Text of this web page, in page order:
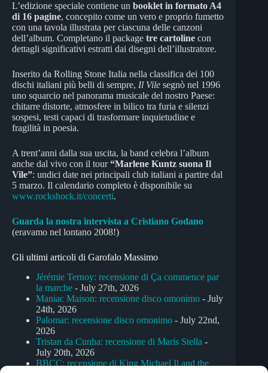
L’edizione speciale contiene un booklet in formato A4
di 16 pagine, concepito come un vero e proprio fumetto
con una tavola illustrata per ciascuna delle canzoni
dell’album. Completano il package tre cartoline con
dettagli significativi estratti dai disegni dell’illustratore.
Inserito da Rolling Stone Italia nella classifica dei 100
dischi italiani più belli di sempre, Il Vile segnò nel 1996
uno squarcio nel panorama musicale del nostro Paese:
chitarre distorte, atmosfere in bilico tra furia e silenzi
sospesi, testi capaci di trasformare inquietudine e
fragilità in poesia.
A trent’anni dalla sua uscita, la band celebra l’album
anche dal vivo con il tour“Marlene Kuntz suona Il
Vile”: undici date nei principali club italiani a partire dal
5 marzo. Il calendario completo è disponibile su
www.rockshock.it/concerti.
Guarda la nostra intervista a Cristiano Godano
(eravamo nel lontano 2008!)
Gli ultimi articoli di Garofalo Massimo
Jérémie Ternoy: recensione di Ça commence par
la marche - July 27th, 2026
Maniac Maison: recensione disco omonimo - July
24th, 2026
Palomar: recensione disco omonimo - July 22nd,
2026
Tristan da Cunha: recensione di Maris Stella -
July 20th, 2026
BBCC: recensione di King Michael Il and the